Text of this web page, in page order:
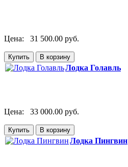
Цена: 31 500.00 руб.
Лодка Голавль
Цена: 33 000.00 руб.
Лодка Пингвин